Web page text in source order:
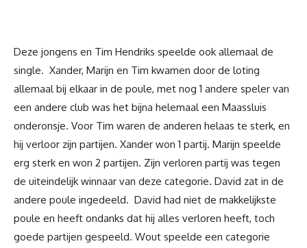
Deze jongens en Tim Hendriks speelde ook allemaal de
single. Xander, Marijn en Tim kwamen door de loting
allemaal bij elkaar in de poule, met nog 1 andere speler van
een andere club was het bijna helemaal een Maassluis
onderonsje. Voor Tim waren de anderen helaas te sterk, en
hij verloor zijn partijen. Xander won 1 partij. Marijn speelde
erg sterk en won 2 partijen. Zijn verloren partij was tegen
de uiteindelijk winnaar van deze categorie. David zat in de
andere poule ingedeeld. David had niet de makkelijkste
poule en heeft ondanks dat hij alles verloren heeft, toch
goede partijen gespeeld. Wout speelde een categorie